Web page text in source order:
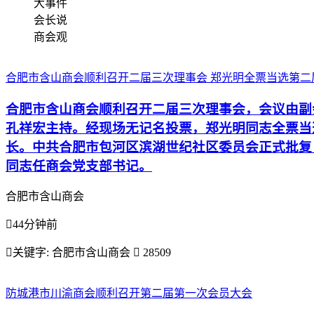
大事件
会长说
商会观
合肥市含山商会顺利召开二届三次理事会 郑光明全票当选第二
合肥市含山商会顺利召开二届三次理事会，会议由
孔祥宏主持。经现场无记名投票，郑光明同志全票
长。中共合肥市包河区滨湖世纪社区委员会正式批
同志任商会党支部书记。
合肥市含山商会
44分钟前
关键字: 合肥市含山商会  28509
防城港市川渝商会顺利召开第二届第一次会员大会